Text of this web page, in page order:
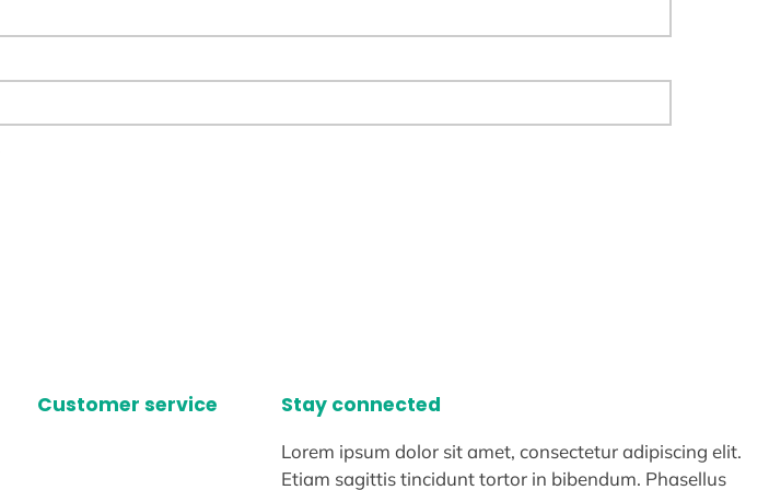
Customer service Stay connected
Lorem ipsum dolor sit amet, consectetur adipiscing elit.
Etiam sagittis tincidunt tortor in bibendum. Phasellus